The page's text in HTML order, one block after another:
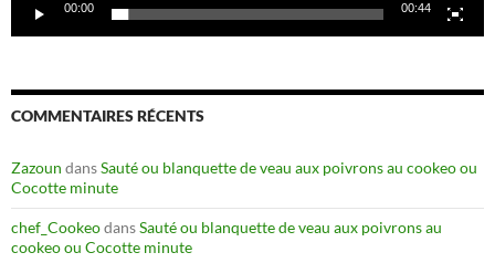
00:00 00:44
COMMENTAIRES RÉCENTS
Zazoun dansSauté ou blanquette de veau aux poivrons au cookeo ou
Cocotte minute
chef_CookeodansSauté ou blanquette de veau aux poivrons au
cookeo ou Cocotte minute